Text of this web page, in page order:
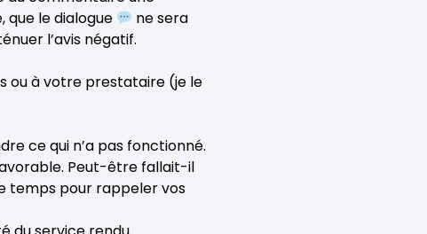
le dialogue
ne sera
l’avis négatif.
ou à votre prestataire (je le
ce qui n’a pas fonctionné.
Peut-être fallait-il
temps pour rappeler vos